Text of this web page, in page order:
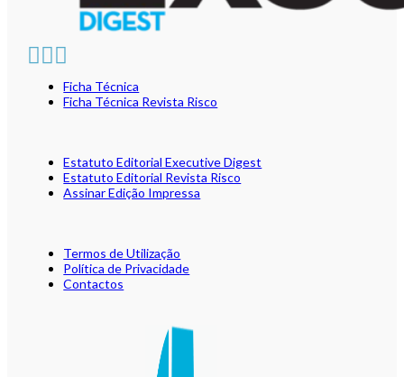
Ficha Técnica
Ficha Técnica Revista Risco
Estatuto Editorial Executive Digest
Estatuto Editorial Revista Risco
Assinar Edição Impressa
Termos de Utilização
Política de Privacidade
Contactos